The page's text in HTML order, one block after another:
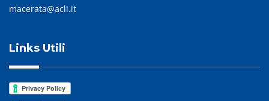
macerata@acli.it
Links Utili